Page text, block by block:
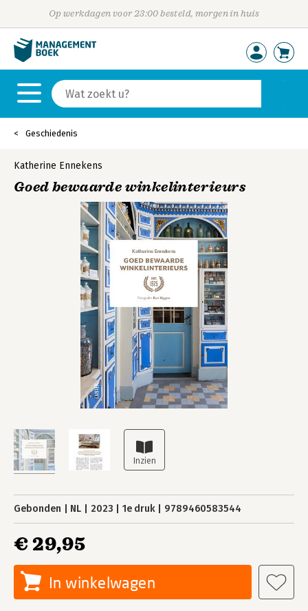
Op werkdagen voor 23:00 besteld, morgen in huis
Geschiedenis
Katherine Ennekens
Goed bewaarde winkelinterieurs
Gebonden NL 2023 1e druk 9789460583544
€ 29,95
In winkelwagen